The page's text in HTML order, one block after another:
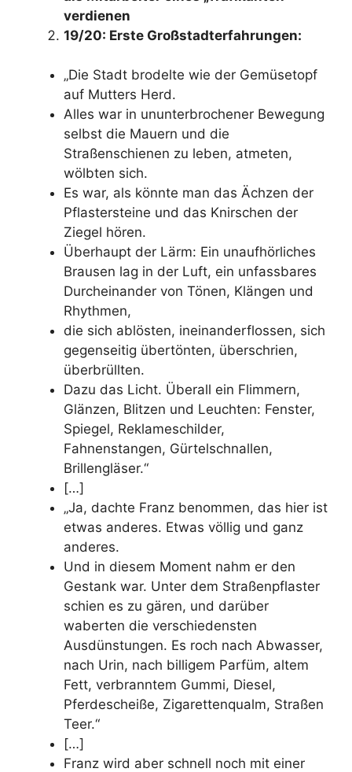
verdienen
19/20: Erste Großstadterfahrungen:
„Die Stadt brodelte wie der Gemüsetopf
auf Mutters Herd.
Alles war in ununterbrochener Bewegung
selbst die Mauern und die
Straßenschienen zu leben, atmeten,
wölbten sich.
Es war, als könnte man das Ächzen der
Pflastersteine und das Knirschen der
Ziegel hören.
Überhaupt der Lärm: Ein unaufhörliches
Brausen lag in der Luft, ein unfassbares
Durcheinander von Tönen, Klängen und
Rhythmen,
die sich ablösten, ineinanderflossen, sich
gegenseitig übertönten, überschrien,
überbrüllten.
Dazu das Licht. Überall ein Flimmern,
Glänzen, Blitzen und Leuchten: Fenster,
Spiegel, Reklameschilder,
Fahnenstangen, Gürtelschnallen,
Brillengläser.“
[…]
„Ja, dachte Franz benommen, das hier ist
etwas anderes. Etwas völlig und ganz
anderes.
Und in diesem Moment nahm er den
Gestank war. Unter dem Straßenpflaster
schien es zu gären, und darüber
waberten die verschiedensten
Ausdünstungen. Es roch nach Abwasser,
nach Urin, nach billigem Parfüm, altem
Fett, verbranntem Gummi, Diesel,
Pferdescheiße, Zigarettenqualm, Straßen
Teer.“
[…]
Franz wird aber schnell noch mit einer